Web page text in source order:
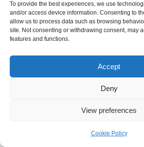
To provide the best experiences, we use
and/or access device information. Consenting to
allow us to process data such as browsing
site. Not consenting or withdrawing consent, may
features and functions.
Accept
Deny
View preferences
Cookie Policy
スポンサーリンク
跟著 onlyyusuke 吃喝
© 2023 跟著 onlyyusuke 吃喝